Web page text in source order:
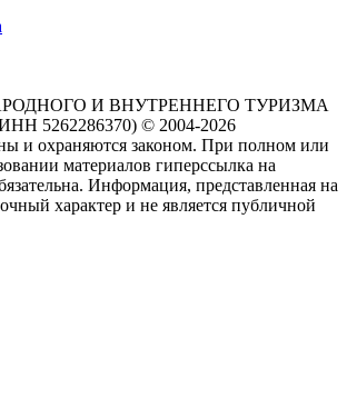
И ВНУТРЕННЕГО ТУРИЗМА
5262286370) © 2004-2026
и охраняются законом. При полном или
материалов гиперссылка на
Информация, представленная на
характер и не является публичной